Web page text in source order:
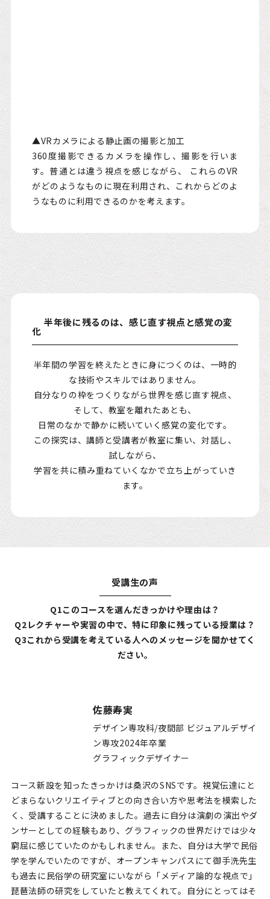
▲VRカメラによる静止画の撮影と加工
360度撮影できるカメラを操作し、撮影を行いま
す。普通とは違う視点を感じながら、 これらのVR
がどのようなものに現在利用され、これからどのよ
うなものに利用できるのかを考えます。
半年後に残るのは、感じ直す視点と感覚の変
化
半年間の学習を終えたときに身につくのは、一時的
な技術やスキルではありません。
自分なりの枠をつくりながら世界を感じ直す視点、
そして、教室を離れたあとも、
日常のなかで静かに続いていく感覚の変化です。
この探究は、講師と受講者が教室に集い、対話し、
試しながら、
学習を共に積み重ねていくなかで立ち上がっていき
ます。
受講生の声
Q1このコースを選んだきっかけや理由は？
Q2レクチャーや実習の中で、特に印象に残っている授業は？
Q3これから受講を考えている人へのメッセージを聞かせてく
ださい。
佐藤寿実
デザイン専攻科/夜間部 ビジュアルデザイ
ン専攻2024年卒業
グラフィックデザイナー
コース新設を知ったきっかけは桑沢のSNSです。視覚伝達にと
どまらないクリエイティブとの向き合い方や思考法を模索した
く、受講することに決めました。過去に自分は演劇の演出やダ
ンサーとしての経験もあり、グラフィックの世界だけでは少々
窮屈に感じていたのかもしれません。また、自分は大学で民俗
学を学んでいたのですが、オープンキャンパスにて御手洗先生
も過去に民俗学の研究室にいながら「メディア論的な視点で」
琵琶法師の研究をしていたと教えてくれて。自分にとってはそ